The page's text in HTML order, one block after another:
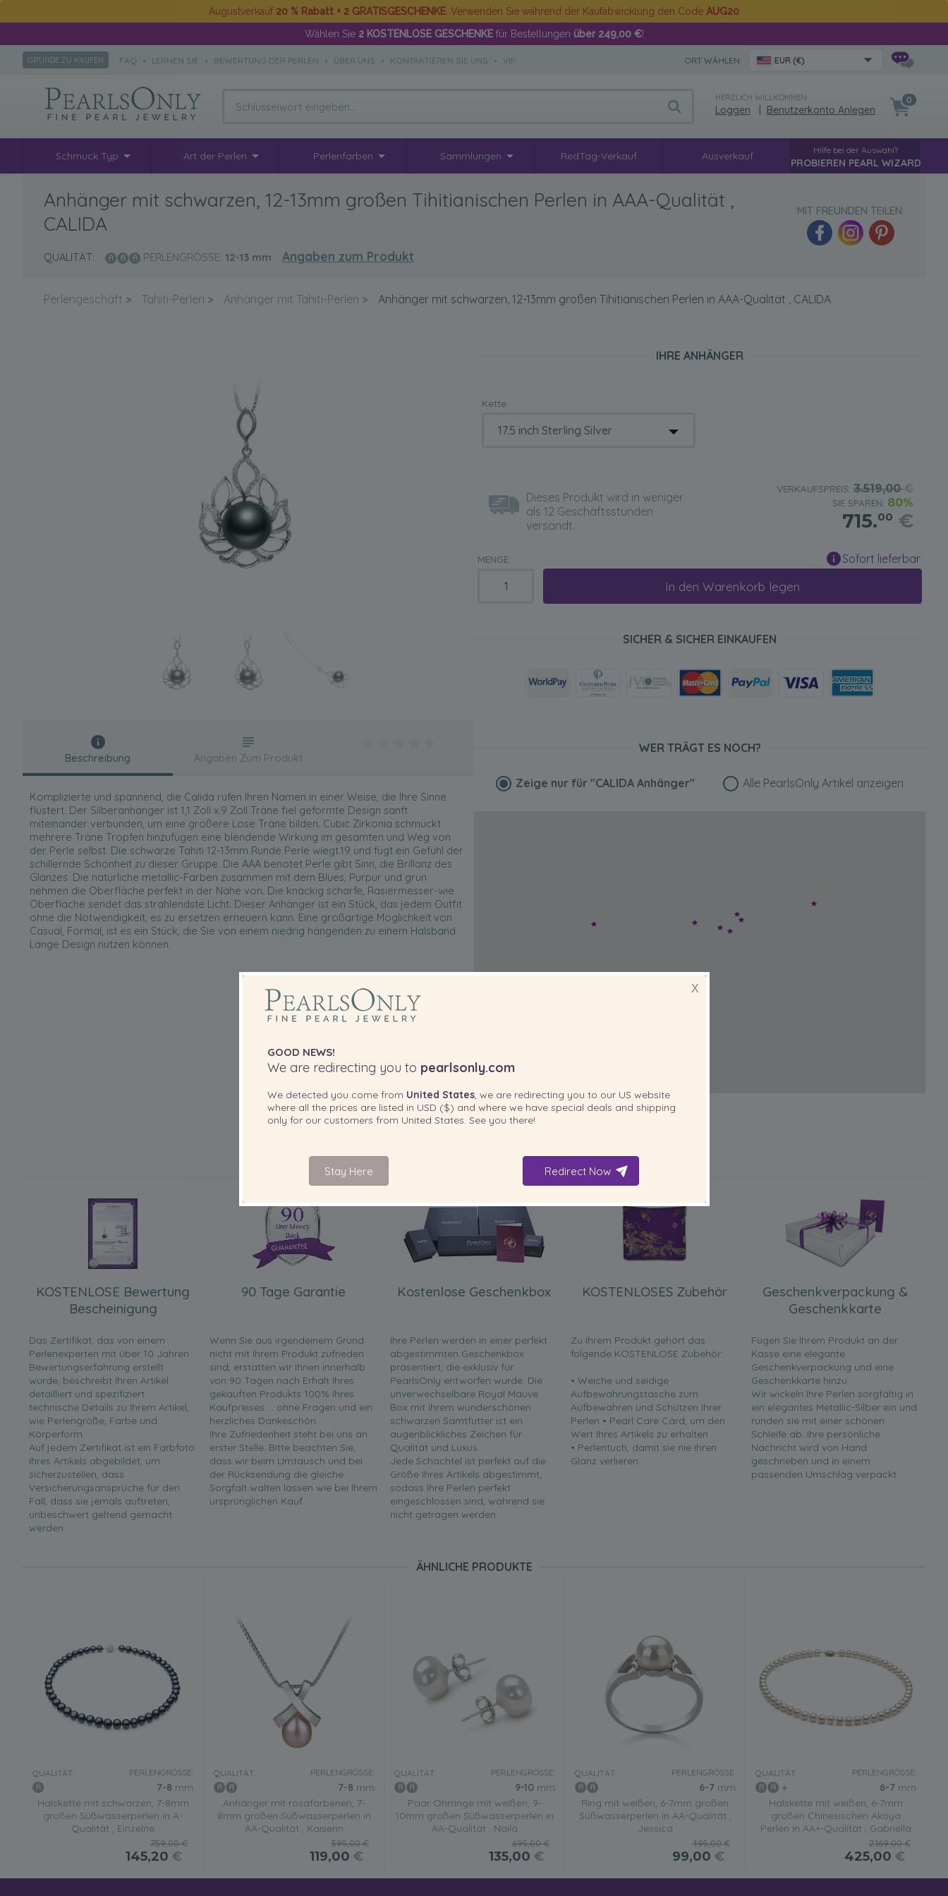
Augustverkauf 20 % Rabatt + 2 GRATISGESCHENKE . Verwenden Sie während der Kaufabwicklung den Code AUG20
Wählen Sie 2 KOSTENLOSE GESCHENKEfür Bestellungen über 249,00 €!
GRÜNDE ZU KAUFEN FAQ • LERNEN SIE • BEWERTUNG DER PERLEN • ÜBER UNS • KONTAKTIEREN SIE UNS • VIP ORT WÄHLEN: EUR (€)
HERZLICH WILLKOMMEN
Loggen Benutzerkonto Anlegen
0
Schmuck Typ Art der Perlen Perlenfarben Sammlungen RedTag-Verkauf Ausverkauf Hilfe bei der Auswahl?
PROBIEREN PEARL WIZARD
Anhänger mit schwarzen, 12-13mm großen Tihitianischen Perlen in AAA-Qualität ,
CALIDA
QUALITÄT: PERLENGRÖSSE: 12-13 mm Angaben zum Produkt
MIT FREUNDEN TEILEN:
Perlengeschäft > Tahiti-Perlen > Anhänger mit Tahiti-Perlen > Anhänger mit schwarzen, 12-13mm großen Tihitianischen Perlen in AAA-Qualität , CALIDA
IHRE ANHÄNGER
Kette:
Dieses Produkt wird in weniger
als 12 Geschäftsstunden
versandt.
VERKAUFSPREIS:3.519,00€
SIE SPAREN: 80%
715.00 €
MENGE: Sofort lieferbar
In den Warenkorb legen
SICHER & SICHER EINKAUFEN
Beschreibung
Komplizierte und spannend, die Calida rufen Ihren Namen in einer Weise, die Ihre Sinne
flüstert. Der Silberanhänger ist 1,1 Zoll x.9 Zoll Träne fiel geformte Design sanft
miteinander verbunden, um eine größere Lose Träne bilden. Cubic Zirkonia schmückt
mehrere Träne Tropfen hinzufügen eine blendende Wirkung im gesamten und Weg von
der Perle selbst. Die schwarze Tahiti 12-13mm Runde Perle wiegt.19 und fügt ein Gefühl der
schillernde Schönheit zu dieser Gruppe. Die AAA benotet Perle gibt Sinn, die Brillanz des
Glanzes. Die natürliche metallic-Farben zusammen mit dem Blues, Purpur und grün
nehmen die Oberfläche perfekt in der Nähe von. Die knackig scharfe, Rasiermesser-wie
Oberfläche sendet das strahlendste Licht. Dieser Anhänger ist ein Stück, das jedem Outfit
ohne die Notwendigkeit, es zu ersetzen erneuern kann. Eine großartige Möglichkeit von
Casual, Formal, ist es ein Stück, die Sie von einem niedrig hängenden zu einem Halsband
Länge Design nutzen können.
Angaben Zum Produkt
WER TRÄGT ES NOCH?
Zeige nur für "CALIDA Anhänger" Alle PearlsOnly Artikel anzeigen
IN IHREM PRODUKT ENTHALTEN
KOSTENLOSE Bewertung
Bescheinigung
Das Zertifikat, das von einem
Perlenexperten mit über 10 Jahren
Bewertungserfahrung erstellt
wurde, beschreibt Ihren Artikel
detailliert und spezifiziert
technische Details zu Ihrem Artikel,
wie Perlengröße, Farbe und
Körperform.
Auf jedem Zertifikat ist ein Farbfoto
Ihres Artikels abgebildet, um
sicherzustellen, dass
Versicherungsansprüche für den
Fall, dass sie jemals auftreten,
unbeschwert geltend gemacht
werden.
90 Tage Garantie
Wenn Sie aus irgendeinem Grund
nicht mit Ihrem Produkt zufrieden
sind, erstatten wir Ihnen innerhalb
von 90 Tagen nach Erhalt Ihres
gekauften Produkts 100% Ihres
Kaufpreises ... ohne Fragen und ein
herzliches Dankeschön.
Ihre Zufriedenheit steht bei uns an
erster Stelle. Bitte beachten Sie,
dass wir beim Umtausch und bei
der Rücksendung die gleiche
Sorgfalt walten lassen wie bei Ihrem
ursprünglichen Kauf.
Kostenlose Geschenkbox
Ihre Perlen werden in einer perfekt
abgestimmten Geschenkbox
präsentiert, die exklusiv für
PearlsOnly entworfen wurde. Die
unverwechselbare Royal Mauve
Box mit ihrem wunderschönen
schwarzen Samtfutter ist ein
augenblickliches Zeichen für
Qualität und Luxus.
Jede Schachtel ist perfekt auf die
Größe Ihres Artikels abgestimmt,
sodass Ihre Perlen perfekt
eingeschlossen sind, während sie
nicht getragen werden.
KOSTENLOSES Zubehör
Zu Ihrem Produkt gehört das
folgende KOSTENLOSE Zubehör:
• Weiche und seidige
Aufbewahrungstasche zum
Aufbewahren und Schützen Ihrer
Perlen • Pearl Care Card, um den
Wert Ihres Artikels zu erhalten
• Perlentuch, damit sie nie ihren
Glanz verlieren.
Geschenkverpackung &
Geschenkkarte
Fügen Sie Ihrem Produkt an der
Kasse eine elegante
Geschenkverpackung und eine
Geschenkkarte hinzu.
Wir wickeln Ihre Perlen sorgfältig in
ein elegantes Metallic-Silber ein und
runden sie mit einer schönen
Schleife ab. Ihre persönliche
Nachricht wird von Hand
geschrieben und in einem
passenden Umschlag verpackt.
ÄHNLICHE PRODUKTE
QUALITÄT: PERLENGRÖSSE:
7-8 mm
Halskette mit schwarzen, 7-8mm
großen Süßwasserperlen in A-
Qualität , Einzelne
759,00 €
145,20 €
QUALITÄT: PERLENGRÖSSE:
7-8mm
Anhänger mit rosafarbenen, 7-
8mm großen Süßwasserperlen in
AA-Qualität , Kaiserin
595,00 €
119,00 €
QUALITÄT: PERLENGRÖSSE:
9-10mm
Paar Ohrringe mit weißen, 9-
10mm großen Süßwasserperlen in
AA-Qualität , Naila
695,00 €
135,00 €
QUALITÄT: PERLENGRÖSSE:
6-7 mm
Ring mit weißen, 6-7mm großen
Süßwasserperlen in AA-Qualität ,
Jessica
495,00 €
99,00 €
QUALITÄT: PERLENGRÖSSE:
6-7 mm
Halskette mit weißen, 6-7mm
großen Chinesischen Akoya
Perlen in AA+-Qualität , Gabriella
2.169,00 €
425,00 €
X
GOOD NEWS!
We are redirecting you to pearlsonly.com
We detected you come from United States, we are redirecting you to our US website
where all the prices are listed in USD ($) and where we have special deals and shipping
only for our customers from United States . See you there!
Stay Here Redirect Now